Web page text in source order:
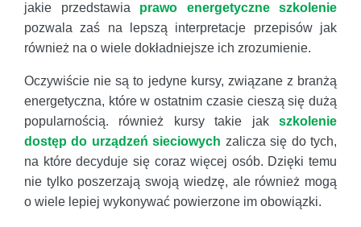
jakie przedstawia prawo energetyczne szkolenie
pozwala zaś na lepszą interpretacje przepisów jak
również na o wiele dokładniejsze ich zrozumienie.
Oczywiście nie są to jedyne kursy, związane z branżą
energetyczna, które w ostatnim czasie cieszą się dużą
popularnością. również kursy takie jak szkolenie
dostęp do urządzeń sieciowych zalicza się do tych,
na które decyduje się coraz więcej osób. Dzięki temu
nie tylko poszerzają swoją wiedzę, ale również mogą
o wiele lepiej wykonywać powierzone im obowiązki.